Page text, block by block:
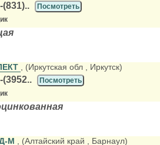
(831)..
Посмотреть
, (Иркутская обл , Иркутск)
(3952..
Посмотреть
М , (Алтайский край , Барнаул)